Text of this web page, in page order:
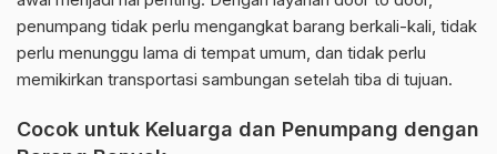
penumpang tidak perlu mengangkat barang berkali-kali, tidak
perlu menunggu lama di tempat umum, dan tidak perlu
memikirkan transportasi sambungan setelah tiba di tujuan.
Cocok untuk Keluarga dan Penumpang dengan